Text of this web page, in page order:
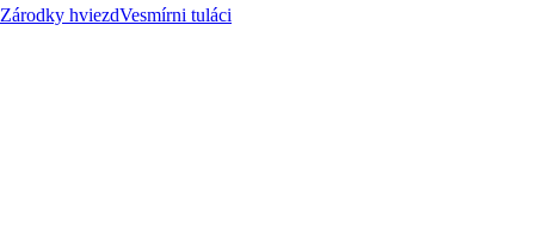
Zárodky hviezdVesmírni tuláci